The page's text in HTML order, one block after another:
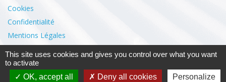
Cookies
Confidentialité
Mentions Légales
Mon compte
This site uses cookies and gives you control over what you want
to activate
OK, accept all
Deny all cookies Personalize